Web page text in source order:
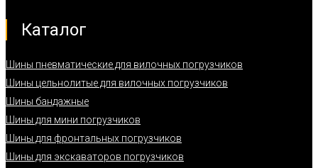
Каталог
Шины пневматические для вилочных погрузчиков
Шины цельнолитые для вилочных погрузчиков
Шины бандажные
Шины для мини погрузчиков
Шины для фронтальных погрузчиков
Шины для экскаваторов погрузчиков